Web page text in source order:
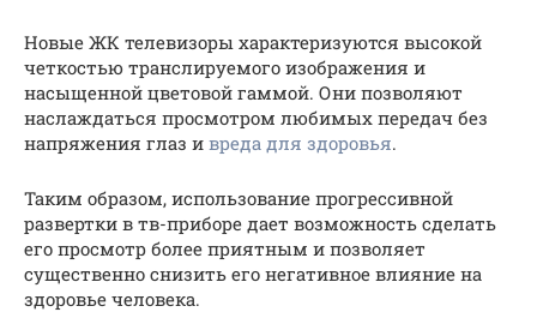
Новые ЖК телевизоры характеризуются высокой
четкостью транслируемого изображения и
насыщенной цветовой гаммой. Они позволяют
наслаждаться просмотром любимых передач без
напряжения глаз и вреда для здоровья.
Таким образом, использование прогрессивной
развертки в тв-приборе дает возможность сделать
его просмотр более приятным и позволяет
существенно снизить его негативное влияние на
здоровье человека.